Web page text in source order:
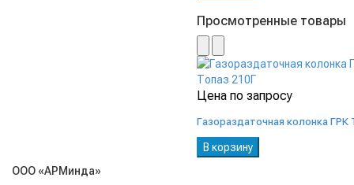
Просмотренные товары
Цена по запросу
Газораздаточная колонка ГРК
В корзину
ООО «АРМинда»